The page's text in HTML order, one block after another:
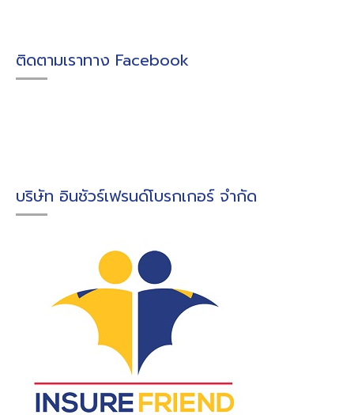
ติดตามเราทาง Facebook
บริษัท อินชัวร์เฟรนด์โบรกเกอร์ จำกัด